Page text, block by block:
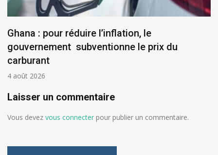
Ghana : pour réduire l’inflation, le
gouvernement subventionne le prix du
carburant
4 août 2026
Laisser un commentaire
Vous devez vous connecter pour publier un commentaire.